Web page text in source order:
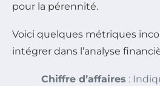
pour la pérennité.
Voici quelques métriques
intégrer dans l’analyse
Chiffre d’affaires :